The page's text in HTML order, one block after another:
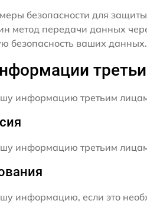
безопасности для
метод передачи данных
безопасность ваших данных.
информацию третьим
информацию третьим лицам
информацию, если это